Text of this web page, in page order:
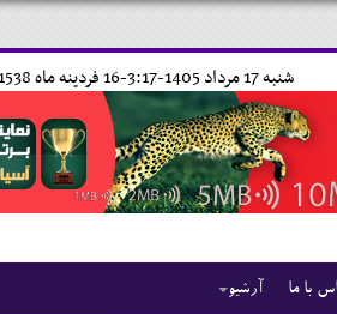
16 فردينه ماه 1538 تبری شنبه 17 مرداد 1405-3:17-
آرشیو با ما